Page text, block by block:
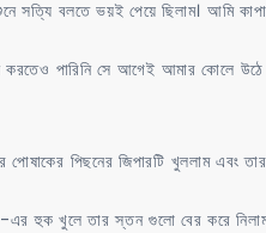
সত্যি বলতে ভয়ই পেয়ে ছিলাম। আমি
পারিনি সে আগেই আমার কোলে
পিছনের জিপারটি খুললাম এবং
হুক খুলে তার স্তন গুলো বের করে